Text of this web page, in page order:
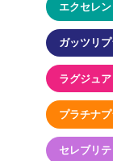
エクセレ
ガッツリ
ラグジュ
プラチナ
セレブリ